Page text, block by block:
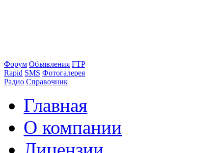
Форум Объявления FTP
Rapid SMS Фотогалерея
Радио Справочник
Главная
О компании